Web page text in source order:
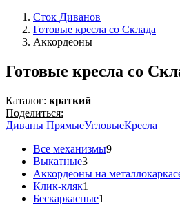
Сток Диванов
Готовые кресла со Склада
Аккордеоны
Готовые кресла со
Каталог: краткий
Поделиться:
Диваны ПрямыеУгловыеКресла
Все механизмы9
Выкатные3
Аккордеоны на
Клик-кляк1
Бескаркасные1